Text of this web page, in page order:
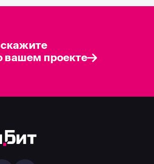
вашем проекте